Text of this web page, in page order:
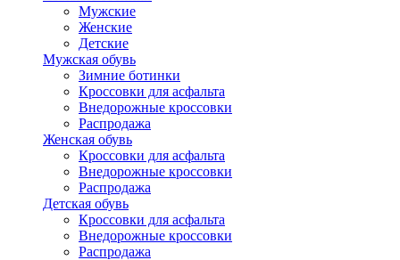
Мужские
Женские
Детские
Мужская обувь
Зимние ботинки
Кроссовки для асфальта
Внедорожные кроссовки
Распродажа
Женская обувь
Кроссовки для асфальта
Внедорожные кроссовки
Распродажа
Детская обувь
Кроссовки для асфальта
Внедорожные кроссовки
Распродажа